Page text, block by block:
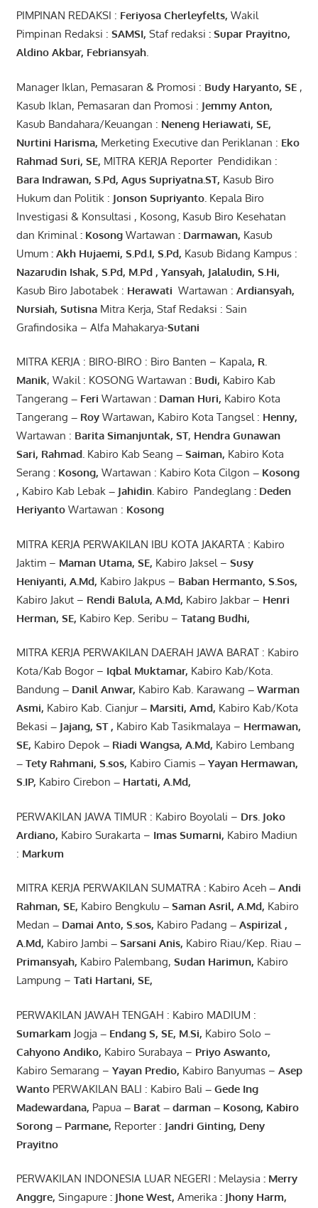
PIMPINAN REDAKSI : Feriyosa Cherleyfelts, Wakil
Pimpinan Redaksi : SAMSI, Staf redaksi : Supar Prayitno,
Aldino Akbar, Febriansyah.
Manager Iklan, Pemasaran & Promosi : Budy Haryanto, SE,
Kasub Iklan, Pemasaran dan Promosi : Jemmy Anton,
Kasub Bandahara/Keuangan : Neneng Heriawati, SE,
Nurtini Harisma, Merketing Executive dan Periklanan : Eko
Rahmad Suri, SE, MITRA KERJA Reporter Pendidikan :
Bara Indrawan, S.Pd, Agus Supriyatna.ST, Kasub Biro
Hukum dan Politik : Jonson Supriyanto. Kepala Biro
Investigasi & Konsultasi , Kosong, Kasub Biro Kesehatan
dan Kriminal: KosongWartawan : Darmawan, Kasub
Umum : Akh Hujaemi, S.Pd.I, S.Pd, Kasub Bidang Kampus :
Nazarudin Ishak, S.Pd, M.Pd, Yansyah, Jalaludin, S.Hi,
Kasub Biro Jabotabek : Herawati Wartawan : Ardiansyah,
Nursiah, SutisnaMitra Kerja, Staf Redaksi : Sain
Grafindosika – Alfa Mahakarya-Sutani
MITRA KERJA : BIRO-BIRO : Biro Banten – Kapala, R.
Manik, Wakil : KOSONG Wartawan : Budi, Kabiro Kab
Tangerang – Feri Wartawan : Daman Huri, Kabiro Kota
Tangerang – RoyWartawan, Kabiro Kota Tangsel : Henny,
Wartawan : Barita Simanjuntak, ST, Hendra Gunawan
Sari, Rahmad. Kabiro Kab Seang – Saiman, Kabiro Kota
Serang : Kosong, Wartawan : Kabiro Kota Cilgon – Kosong
, Kabiro Kab Lebak– Jahidin. Kabiro Pandeglang : Deden
Heriyanto Wartawan : Kosong
MITRA KERJA PERWAKILAN IBU KOTA JAKARTA : Kabiro
Jaktim – Maman Utama, SE, Kabiro Jaksel – Susy
Heniyanti, A.Md, Kabiro Jakpus – Baban Hermanto, S.Sos,
Kabiro Jakut – Rendi Balula, A.Md, Kabiro Jakbar – Henri
Herman, SE, Kabiro Kep. Seribu – Tatang Budhi,
MITRA KERJA PERWAKILAN DAERAH JAWA BARAT : Kabiro
Kota/Kab Bogor – Iqbal Muktamar, Kabiro Kab/Kota.
Bandung – Danil Anwar, Kabiro Kab. Karawang –Warman
Asmi, Kabiro Kab. Cianjur– Marsiti, Amd, Kabiro Kab/Kota
Bekasi – Jajang, ST , Kabiro Kab Tasikmalaya – Hermawan,
SE, Kabiro Depok– Riadi Wangsa, A.Md, Kabiro Lembang
– Tety Rahmani, S.sos, Kabiro Ciamis– Yayan Hermawan,
S.IP, Kabiro Cirebon – Hartati, A.Md,
PERWAKILAN JAWA TIMUR : Kabiro Boyolali – Drs. Joko
Ardiano, Kabiro Surakarta – Imas Sumarni, Kabiro Madiun
: Markum
MITRA KERJA PERWAKILAN SUMATRA :Kabiro Aceh– Andi
Rahman, SE, Kabiro Bengkulu– Saman Asril, A.Md, Kabiro
Medan – Damai Anto, S.sos, Kabiro Padang – Aspirizal ,
A.Md, Kabiro Jambi – Sarsani Anis, Kabiro Riau/Kep. Riau–
Primansyah, Kabiro Palembang, Sudan Harimun, Kabiro
Lampung – Tati Hartani, SE,
PERWAKILAN JAWAH TENGAH : Kabiro MADIUM :
Sumarkam Jogja – EndangS, SE, M.Si, Kabiro Solo –
Cahyono Andiko, Kabiro Surabaya – Priyo Aswanto,
Kabiro Semarang – Yayan Predio, Kabiro Banyumas – Asep
WantoPERWAKILAN BALI : Kabiro Bali – Gede Ing
Madewardana, Papua – Barat – darman– Kosong, Kabiro
Sorong– Parmane, Reporter : Jandri Ginting, Deny
Prayitno
PERWAKILAN INDONESIA LUAR NEGERI : Melaysia : Merry
Anggre, Singapure: JhoneWest, Amerika : JhonyHarm,